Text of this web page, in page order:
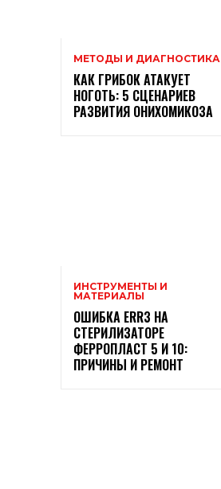
МЕТОДЫ И ДИАГНОСТИКА
КАК ГРИБОК АТАКУЕТ
НОГОТЬ: 5 СЦЕНАРИЕВ
РАЗВИТИЯ ОНИХОМИКОЗА
ИНСТРУМЕНТЫ И
МАТЕРИАЛЫ
ОШИБКА ERR3 НА
СТЕРИЛИЗАТОРЕ
ФЕРРОПЛАСТ 5 И 10:
ПРИЧИНЫ И РЕМОНТ